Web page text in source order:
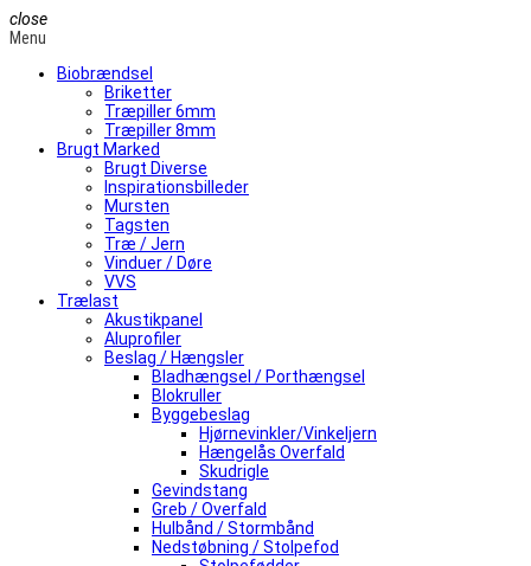
close
Menu
Biobrændsel
Briketter
Træpiller 6mm
Træpiller 8mm
Brugt Marked
Brugt Diverse
Inspirationsbilleder
Mursten
Tagsten
Træ / Jern
Vinduer / Døre
VVS
Trælast
Akustikpanel
Aluprofiler
Beslag / Hængsler
Bladhængsel / Porthængsel
Blokruller
Byggebeslag
Hjørnevinkler/Vinkeljern
Hængelås Overfald
Skudrigle
Gevindstang
Greb / Overfald
Hulbånd / Stormbånd
Nedstøbning / Stolpefod